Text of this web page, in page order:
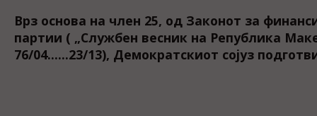
Врз основа на член 25, од Законот за
партии ( „Службен весник на Република
76/04......23/13), Демократскиот сојуз